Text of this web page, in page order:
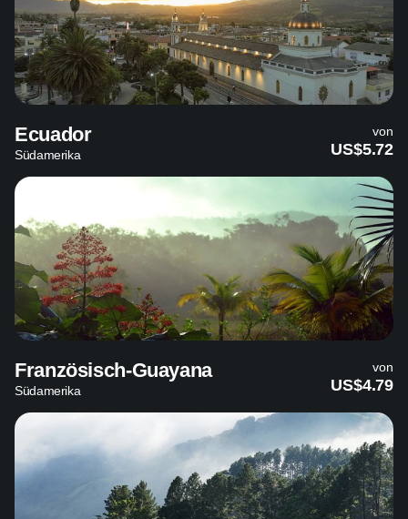
Ecuador
Südamerika
von
US$5.72
Französisch-Guayana
Südamerika
von
US$4.79